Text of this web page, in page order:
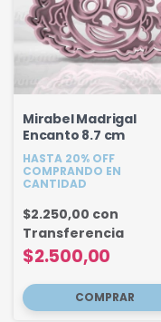
Mirabel Madrigal
Encanto 8.7 cm
HASTA 20% OFF
COMPRANDO EN
CANTIDAD
$2.500,00
$2.250,00 con
Transferencia